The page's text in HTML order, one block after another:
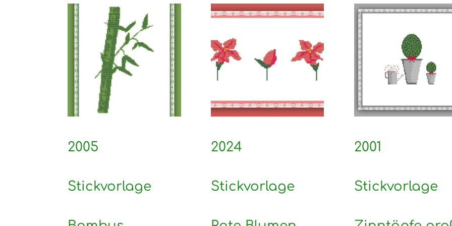
2005
Stickvorlage
2024
Stickvorlage
2001
Stickvorlage